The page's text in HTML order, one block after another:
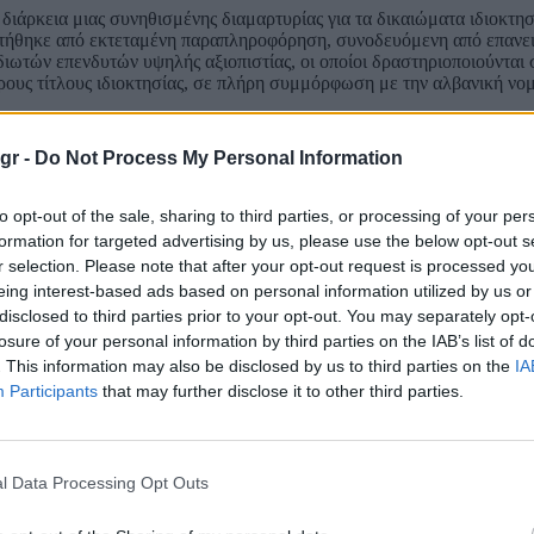
- Do Not Process My Personal Information
opt-out of the sale, sharing to third parties, or processing of your
for targeted advertising by us, please use the below opt-out
selection. Please note that after your opt-out request is processed
interest-based ads based on personal information utilized by us
to third parties prior to your opt-out. You may separately
of your personal information by third parties on the IAB’s list of
This information may also be disclosed by us to third parties on the
Participants that may further disclose it to other third parties.
Data Processing Opt Outs
μιας συνηθισμένης διαμαρτυρίας για τα δικαιώματα
από εκτεταμένη παραπληροφόρηση, συνοδευόμενη από
επενδυτών υψηλής αξιοπιστίας, οι οποίοι δραστηριοποιούνται
τίτλους ιδιοκτησίας, σε πλήρη συμμόρφωση με την αλβανική
λυπηρή. Οι περιστάσεις διευκρινίστηκαν γρήγορα, οδηγώντας
της εταιρείας τους και στην απόλυση του διευθυντή
λάβει ως Πρωθυπουργός υπό αυτές τις συνθήκες; Η ανάμνησή
ήταν πολύ λιγότερο αποφασιστική. Αλλά αυτό δεν είναι το θέμα.
ένα μεμονωμένο περιστατικό σε απόδειξη παραβίασης των
κάτι τέτοιο είναι άδικο, ανεύθυνο και αντίθετο με τις
δεν μπορεί να δικαιολογήσει μια τέτοια συμπεριφορά,
πρώτου αιώνα.
και στα δικαιώματα των εθνικών μειονοτήτων δεν είναι
που αντικατοπτρίζεται στη νομοθεσία και τους
της απάντησής μου στις ανησυχίες σας σχετικά με την ευρωπαϊκή
του κράτους δικαίου είναι απαραίτητος. Ακριβώς για αυτόν
και δικαστήρια, όχι από πολιτικές δηλώσεις που εκδίδονται από